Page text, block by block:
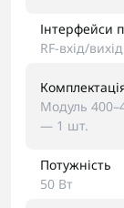
Інтерфейси
RF-вхід/вихід
Модуль
— 1 шт.
Потужність
50 Вт